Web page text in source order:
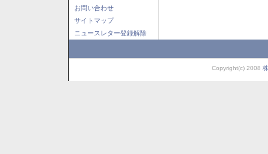
お問い合わせ
サイトマップ
ニュースレター登録解除
Copyright(c) 2008